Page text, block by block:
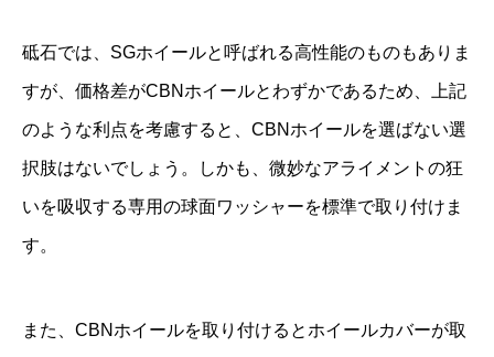
砥石では、SGホイールと呼ばれる高性能のものもありま
すが、価格差がCBNホイールとわずかであるため、上記
のような利点を考慮すると、CBNホイールを選ばない選
択肢はないでしょう。しかも、微妙なアライメントの狂
いを吸収する専用の球面ワッシャーを標準で取り付けま
す。
また、CBNホイールを取り付けるとホイールカバーが取